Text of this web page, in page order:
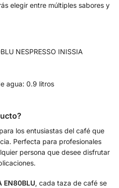
elegir entre múltiples sabores y
NESPRESSO INISSIA
agua: 0.9 litros
los entusiastas del café que
Perfecta para profesionales
persona que desee disfrutar
EN80BLU, cada taza de café se